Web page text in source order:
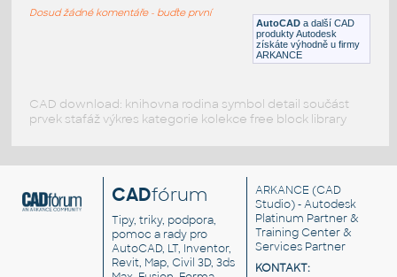
3D náklaďák
AutoCAD a další CAD
produkty Autodesk
získáte výhodně u firmy
ARKANCE
Dosud žádné komentáře - buďte první
CAD download: knihovna rodina symbol detail součást
prvek stafáž výkres kategorie kolekce free block library
CADfórum
Tipy, triky, podpora,
pomoc a rady pro
AutoCAD, LT, Inventor,
Revit, Map, Civil 3D, 3ds
ARKANCE (CAD
Studio) - Autodesk
Platinum Partner &
Training Center &
Services Partner
KONTAKT: